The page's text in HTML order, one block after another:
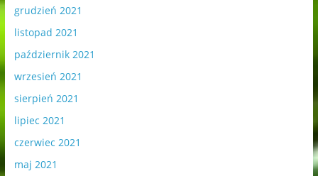
grudzień 2021
listopad 2021
październik 2021
wrzesień 2021
sierpień 2021
lipiec 2021
czerwiec 2021
maj 2021